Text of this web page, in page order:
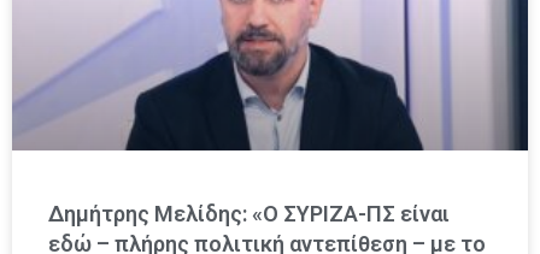
Δημήτρης Μελίδης: «Ο ΣΥΡΙΖΑ-ΠΣ είναι
εδώ – πλήρης πολιτική αντεπίθεση – με το